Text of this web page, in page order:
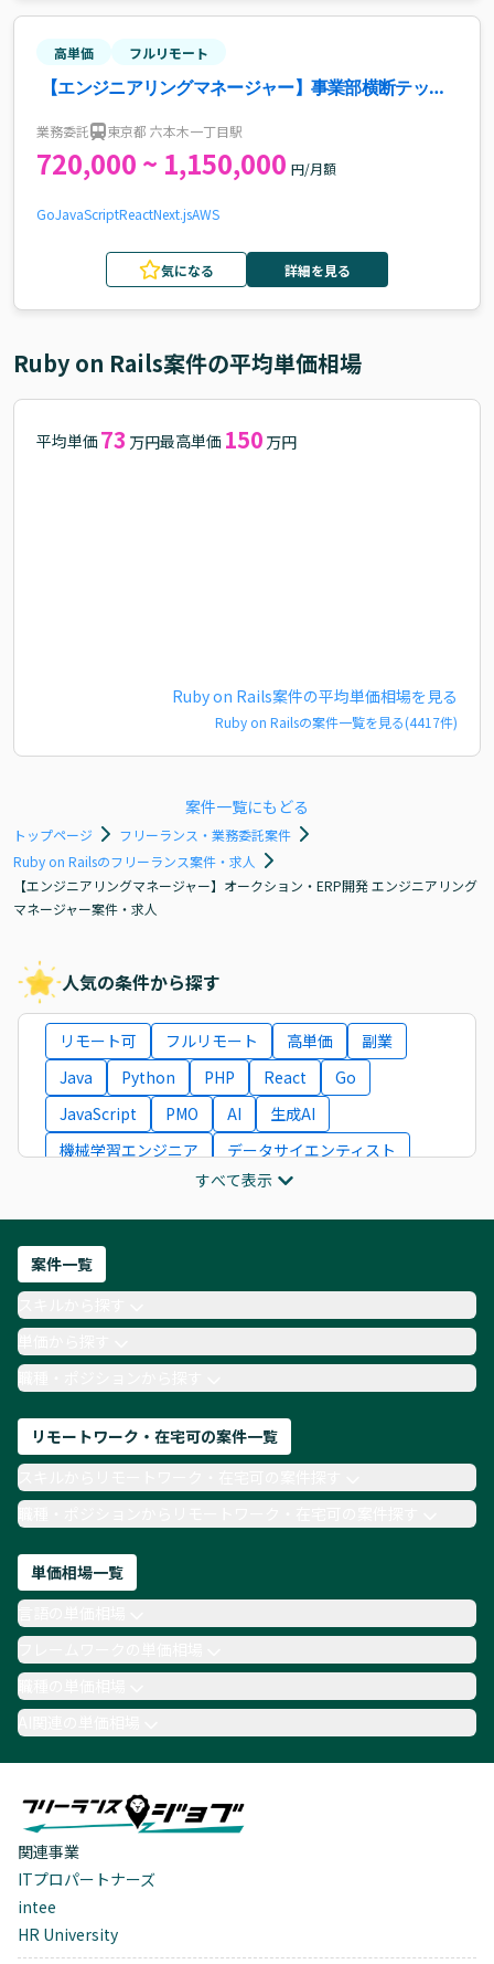
高単価 フルリモート
【エンジニアリングマネージャー】事業部横断テック
業務委託 東京都 六本木一丁目駅
720,000 ~ 1,150,000 円/月額
GoJavaScriptReactNext.jsAWS
気になる 詳細を見る
Ruby on Rails案件の平均単価相場
平均単価 73 万円最高単価 150 万円
Ruby on Rails案件の平均単価相場を見る
Ruby on Railsの案件一覧を見る(4417件)
案件一覧にもどる
トップページ
フリーランス・業務委託案件
Ruby on Railsのフリーランス案件・求人
【エンジニアリングマネージャー】オークション・ERP開発 エンジニアリング
マネージャー案件・求人
人気の条件から探す
リモート可 フルリモート 高単価
副業
Java
Python PHP React
Go
JavaScript
PMO AI
生成AI
機械学習エンジニア
データサイエンティスト
ITコンサルタント
フロントエンドエンジニア
ネットワークエンジニア
AIエンジニア
Webデザイナー
月収100万円 業務委託
COBOL
Ruby
TypeScript
Laravel AWS
すべて表示
案件一覧
単価から探す
職種・ポジションから探す
リモートワーク・在宅可の案件一覧
職種・ポジションからリモートワーク・在宅可の案件探す
単価相場一覧
職種の単価相場
AI関連の単価相場
関連事業
ITプロパートナーズ
intee
HR University